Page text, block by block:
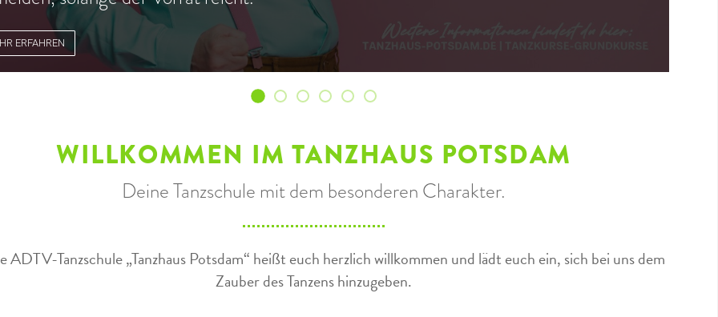
ERFAHREN
Ich glaub', es geht schon wieder los
Unser Ferienprogramm im Sommer
ab Montag, 20. Juli 2026
Mal wieder Zeit für eine "gepflegte" Party?!
Ja, genau dich
Cha Cha Cha, Walzer und Co möchten geübt werden
WILLKOMMEN IM TANZHAUS POTSDAM
Deine Tanzschule mit dem besonderen Charakter.
ADTV-Tanzschule „Tanzhaus Potsdam“ heißt euch herzlich willkommen und lädt euch ein, sich bei uns dem
Zauber des Tanzens hinzugeben.